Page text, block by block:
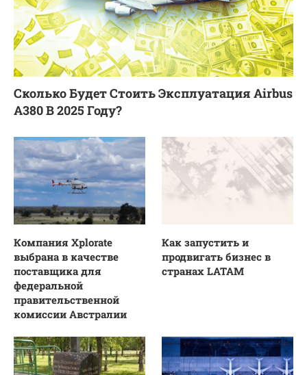
Сколько Будет Стоить Эксплуатация Airbus
A380 В 2025 Году?
Компания Xplorate
выбрана в качестве
поставщика для
федеральной
правительственной
комиссии Австралии
Как запустить и
продвигать бизнес в
странах LATAM